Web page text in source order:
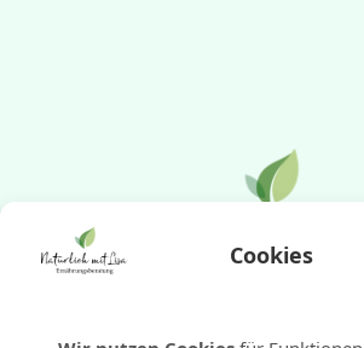
Cookies
E-Mail WhatsApp InstagramPinterest